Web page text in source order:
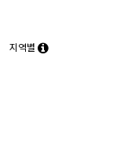
지역별